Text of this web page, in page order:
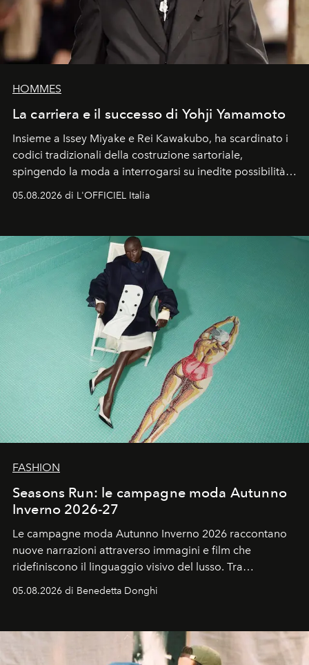
HOMMES
La carriera e il successo di Yohji Yamamoto
Insieme a Issey Miyake e Rei Kawakubo, ha scardinato i
codici tradizionali della costruzione sartoriale,
spingendo la moda a interrogarsi su inedite possibilità
formali e a ridefinire il concetto stesso di silhouette.
un’impronta indelebile nella storia della moda.
05.08.2026 di L'OFFICIEL Italia
FASHION
Seasons Run: le campagne moda Autunno
Inverno 2026-27
Le campagne moda Autunno Inverno 2026 raccontano
nuove narrazioni attraverso immagini e film che
ridefiniscono il linguaggio visivo del lusso. Tra
protagonisti del cinema, volti della cultura
contemporanea e storytelling d'autore, le maison
di esprimere identità, visione e desiderio.
05.08.2026 di Benedetta Donghi